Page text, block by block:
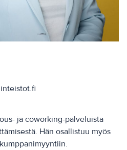
ja coworking-palveluista
Hän osallistuu myös